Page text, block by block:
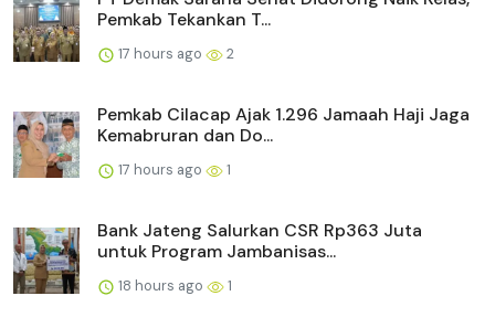
Pemkab Tekankan T...
17 hours ago 2
Pemkab Cilacap Ajak 1.296 Jamaah Haji Jaga
Kemabruran dan Do...
17 hours ago 1
Bank Jateng Salurkan CSR Rp363 Juta
untuk Program Jambanisas...
18 hours ago 1